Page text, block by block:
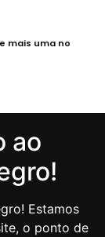
mais uma no
ao
Estamos
o ponto de